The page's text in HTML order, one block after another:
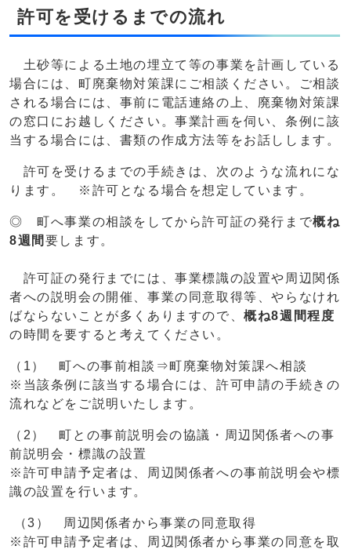
許可を受けるまでの流れ
土砂等による土地の埋立て等の事業を計画している
場合には、町廃棄物対策課にご相談ください。ご相談
される場合には、事前に電話連絡の上、廃棄物対策課
の窓口にお越しください。事業計画を伺い、条例に該
当する場合には、書類の作成方法等をお話しします。
許可を受けるまでの手続きは、次のような流れにな
ります。 ※許可となる場合を想定しています。
◎ 町へ事業の相談をしてから許可証の発行まで概ね
8週間 要します。
許可証の発行までには、事業標識の設置や周辺関係
者への説明会の開催、事業の同意取得等、やらなけれ
ばならないことが多くありますので、概ね8週間程度
の時間を要すると考えてください。
（1） 町への事前相談⇒町廃棄物対策課へ相談
※当該条例に該当する場合には、許可申請の手続きの
流れなどをご説明いたします。
（2） 町との事前説明会の協議・周辺関係者への事
前説明会・標識の設置
※許可申請予定者は、周辺関係者への事前説明会や標
識の設置を行います。
（3） 周辺関係者から事業の同意取得
※許可申請予定者は、周辺関係者から事業の同意を取